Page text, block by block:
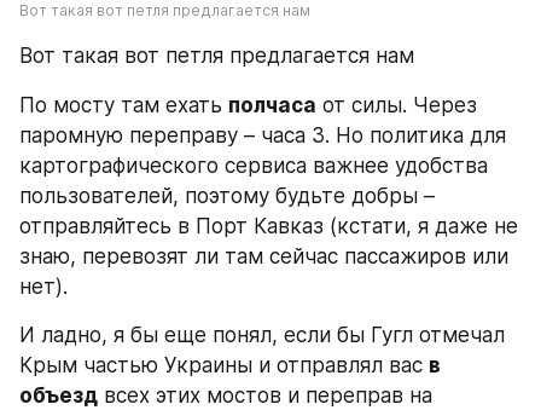
Вот такая вот петля предлагается нам
Вот такая вот петля предлагается нам
По мосту там ехать полчаса от силы. Через
паромную переправу – часа 3. Но политика для
картографического сервиса важнее удобства
пользователей, поэтому будьте добры –
отправляйтесь в Порт Кавказ (кстати, я даже не
знаю, перевозят ли там сейчас пассажиров или
нет).
И ладно, я бы еще понял, если бы Гугл отмечал
Крым частью Украины и отправлял вас в
объезд всех этих мостов и переправ на